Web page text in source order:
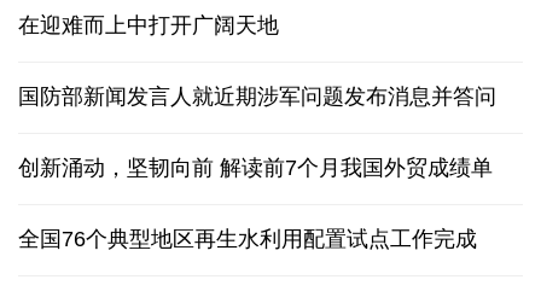
在迎难而上中打开广阔天地
国防部新闻发言人就近期涉军问题发布消息并答问
创新涌动，坚韧向前 解读前7个月我国外贸成绩单
全国76个典型地区再生水利用配置试点工作完成